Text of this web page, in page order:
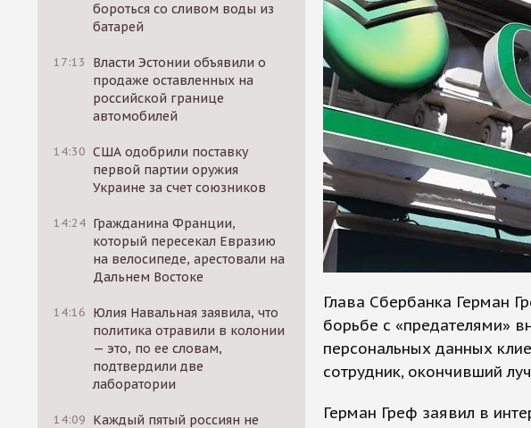
бороться со сливом воды из
батарей
17:13
Власти Эстонии объявили о
продаже оставленных на
российской границе
автомобилей
14:30 США одобрили поставку
первой партии оружия
Украине за счет союзников
14:24 Гражданина Франции,
который пересекал Евразию
на велосипеде, арестовали на
Дальнем Востоке
14:16 Юлия Навальная заявила, что
политика отравили в колонии
— это, по ее словам,
подтвердили две
лаборатории
14:09 Каждый пятый россиян не
Глава Сбербанка Герман
борьбе с «предателями»
персональных данных
сотрудник, окончивший
Герман Греф заявил в